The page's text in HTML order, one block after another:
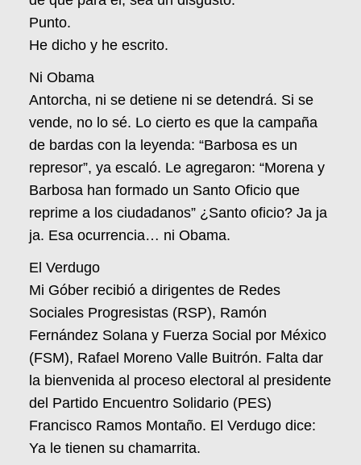
Punto.
He dicho y he escrito.
Ni Obama
Antorcha, ni se detiene ni se detendrá. Si se
vende, no lo sé. Lo cierto es que la campaña
de bardas con la leyenda: “Barbosa es un
represor”, ya escaló. Le agregaron: “Morena y
Barbosa han formado un Santo Oficio que
reprime a los ciudadanos” ¿Santo oficio? Ja ja
ja. Esa ocurrencia… ni Obama.
El Verdugo
Mi Góber recibió a dirigentes de Redes
Sociales Progresistas (RSP), Ramón
Fernández Solana y Fuerza Social por México
(FSM), Rafael Moreno Valle Buitrón. Falta dar
la bienvenida al proceso electoral al presidente
del Partido Encuentro Solidario (PES)
Francisco Ramos Montaño. El Verdugo dice:
Ya le tienen su chamarrita.